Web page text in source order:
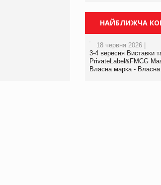
Брагина Людмила
Просування компанії на
www.trademaster.ua.
правила. Особливості.
НАЙБЛИЖЧА
18 червня 2026 |
3-4 вересня Виставки
PrivateLabel&FMCG
Власна марка - Власна